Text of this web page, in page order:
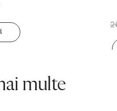
multe